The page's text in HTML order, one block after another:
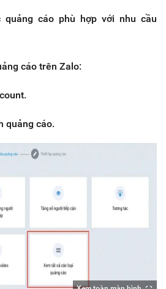
cáo phù hợp với nhu cầu
cáo trên Zalo:
quảng cáo.